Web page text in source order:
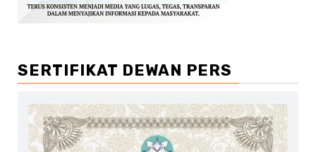
SERTIFIKAT DEWAN PERS